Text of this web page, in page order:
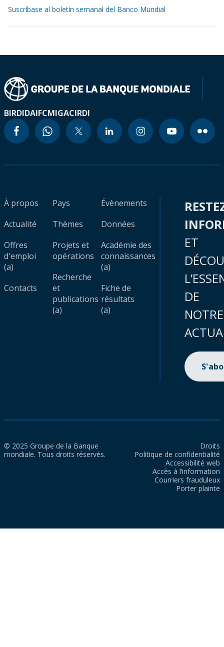
Suscríbase al boletín semanal del Banco Mundial
BIRDIDAIFCMIGACIRDI
À propos
Actualité
Offres
d'emploi
(a)
Contacts
Pays
Thèmes
Projets et
opérations
Recherche
et
publications
(a)
Évènements
Données
Académie des
connaissances
(a)
Fiche de
résultats
(a)
ET
DE
NOTRE
© 2025 Groupe de la Banque
mondiale. Tous droits réservés.
Droits
Politique de confidentialité
Accessibilité web
Accès à l’information
Courriers frauduleux
Porter plainte